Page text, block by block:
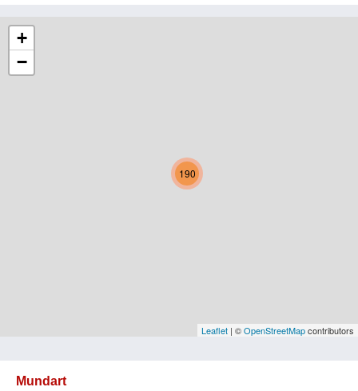
Niederösterreich
Oberösterreich
Vorarlberg
190
+
−
Leaflet | ©OpenStreetMapcontributors
Mundart